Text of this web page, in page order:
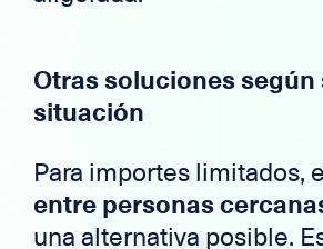
Otras soluciones según
situación
Para importes limitados,
entre personas
una alternativa posible.